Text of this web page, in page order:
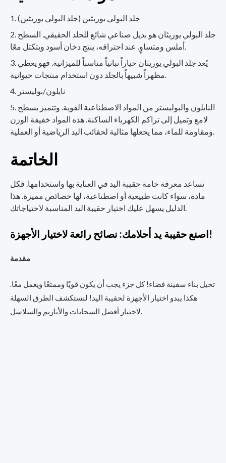
جلد البولي يوريثين (جلد البولي يوريثين)
جلد البولي يوريثان هو بديل صناعي شائع للجلد الحقيقي. السطح
أملس ومتساوٍ. عند احتراقه، ينتج دخان أسود ويتكتل معًا.
يُعد جلد البولي يوريثان خياراً نباتياً مناسباً للميزانية. فهو يعطي
مظهراً شبيهاً بالجلد دون استخدام منتجات حيوانية.
نايلون/بوليستر
النايلون والبوليستر من المواد الاصطناعية القوية. وتتميز بسطح
لامع وتميل إلى تراكم الكهرباء الساكنة. هذه المواد خفيفة الوزن
ومقاومة للماء، مما يجعلها مثالية لحقائب اليد الرياضية أو العملية.
الخاتمة
تساعد معرفة خامة حقيبة اليد في العناية بها واستخدامها. فكل
مادة، سواء كانت طبيعية أو اصطناعية، لها خصائص مميزة. هذا
الدليل يسهل عليك اختيار حقيبة اليد المناسبة لاحتياجاتك.
اصنع حقيبة يد أحلامك: نصائح رائعة لاختيار الأجهزة!
مقدمة
تخيل بناء سفينة فضاء! كل جزء يجب أن يكون قويًا وممتعًا ويعمل معًا.
هكذا يبدو اختيار الأجهزة لحقيبة اليد! لنستكشف الطرق السهلة
لاختيار أفضل السحابات والأبازيم والسلاسل.